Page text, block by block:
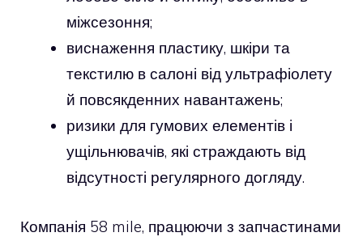
міжсезоння;
виснаження пластику, шкіри та
текстилю в салоні від ультрафіолету
й повсякденних навантажень;
ризики для гумових елементів і
ущільнювачів, які страждають від
відсутності регулярного догляду.
Компанія 58 mile, працюючи з запчастинами